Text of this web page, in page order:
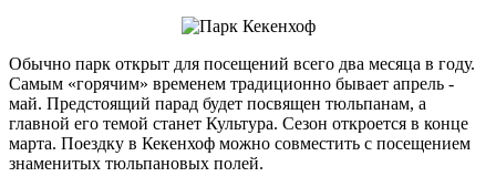
Обычно парк открыт для посещений всего два месяца в году.
Самым «горячим» временем традиционно бывает апрель -
май. Предстоящий парад будет посвящен тюльпанам, а
главной его темой станет Культура. Сезон откроется в конце
марта. Поездку в Кекенхоф можно совместить с посещением
знаменитых тюльпановых полей.